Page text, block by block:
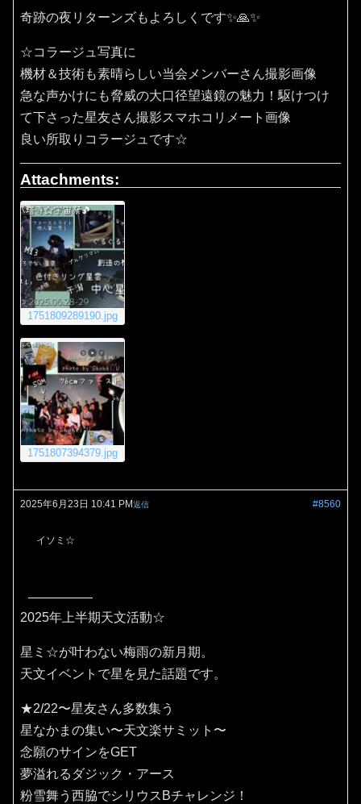
奇跡の夜リターンズもよろしくです✨🙏✨️
☆コラージュ写真に
機材＆技術も素晴らしい当会メンバーさん撮影画像
急な声かけにも脅威の大口径望遠鏡の魅力！駆けつけ
て下さった星友さん撮影スマホコリメート画像
良い所取りコラージュです☆
Attachments:
1751809289190.jpg
1751807394379.jpg
2025年6月23日 10:41 PM #8560
返信
イソミ☆
2025年上半期天文活動☆
星ミ☆が叶わない梅雨の新月期。
天文イベントで星を見た話題です。
★2/22〜星友さん多数集う
星なかまの集い〜天文楽サミット〜
念願のサインをGET
夢溢れるダジック・アース
粉雪舞う西脇でシリウスBチャレンジ！